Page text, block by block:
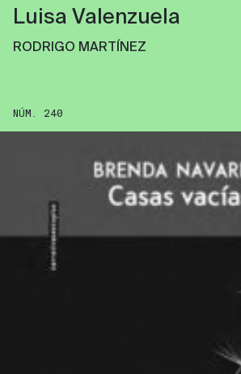
Luisa Valenzuela
RODRIGO MARTÍNEZ
NÚM. 240